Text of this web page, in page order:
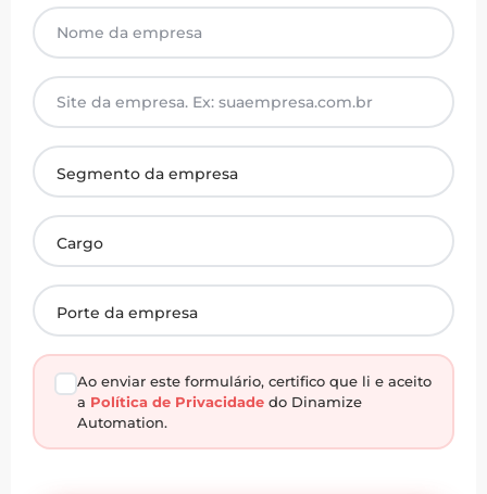
Ao enviar este formulário, certifico que li e aceito
a Política de Privacidade do Dinamize
Automation.